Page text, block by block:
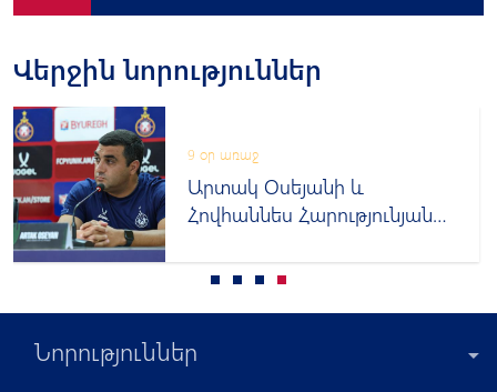
Վերջին նորություններ
9 օր առաջ
Արտակ Օսեյանի և
Հովհաննես Հարությունյանի
ասուլիսը
Նորություններ